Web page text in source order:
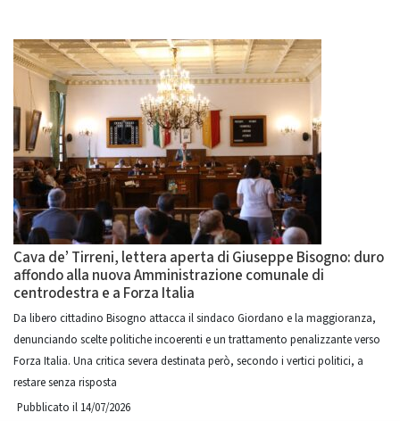
Cava de’ Tirreni, lettera aperta di Giuseppe Bisogno: duro
affondo alla nuova Amministrazione comunale di
centrodestra e a Forza Italia
Da libero cittadino Bisogno attacca il sindaco Giordano e la maggioranza,
denunciando scelte politiche incoerenti e un trattamento penalizzante verso
Forza Italia. Una critica severa destinata però, secondo i vertici politici, a
restare senza risposta
Pubblicato il 14/07/2026